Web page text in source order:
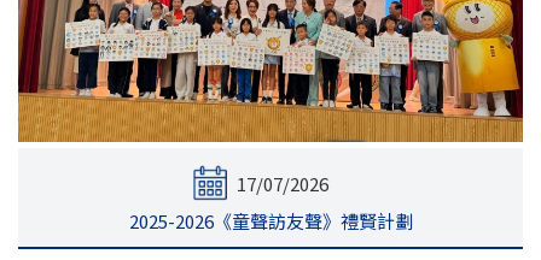
17/07/2026
2025-2026《童聲訪友聲》禮賢計劃